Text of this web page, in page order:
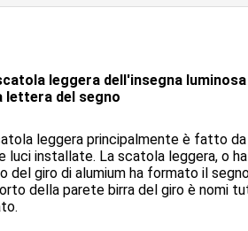
leggera dell'insegna
lettera del segno
leggera principalmente è fatto
luci installate. La scatola leggera, o
del giro di alumium ha formato il
della parete birra del giro è nomi